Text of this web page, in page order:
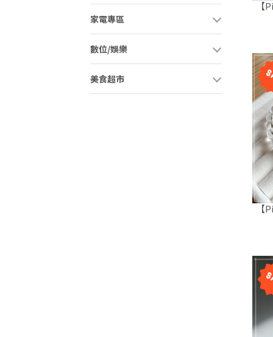
家電專區
數位/娛樂
美食超市